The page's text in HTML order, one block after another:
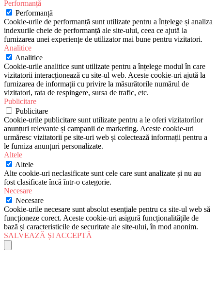
Performanță
Performanță
Cookie-urile de performanță sunt utilizate pentru a înțelege și analiza
indexurile cheie de performanță ale site-ului, ceea ce ajută la
furnizarea unei experiențe de utilizator mai bune pentru vizitatori.
Analitice
Analitice
Cookie-urile analitice sunt utilizate pentru a înțelege modul în care
vizitatorii interacționează cu site-ul web. Aceste cookie-uri ajută la
furnizarea de informații cu privire la măsurătorile numărul de
vizitatori, rata de respingere, sursa de trafic, etc.
Publicitare
Publicitare
Cookie-urile publicitare sunt utilizate pentru a le oferi vizitatorilor
anunțuri relevante și campanii de marketing. Aceste cookie-uri
urmăresc vizitatorii pe site-uri web și colectează informații pentru a
le furniza anunțuri personalizate.
Altele
Altele
Alte cookie-uri neclasificate sunt cele care sunt analizate și nu au
fost clasificate încă într-o categorie.
Necesare
Necesare
Cookie-urile necesare sunt absolut esențiale pentru ca site-ul web să
funcționeze corect. Aceste cookie-uri asigură funcționalitățile de
bază și caracteristicile de securitate ale site-ului, în mod anonim.
SALVEAZĂ ȘI ACCEPTĂ